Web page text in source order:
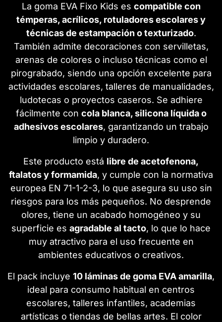
La goma EVA Fixo Kids es compatible con
témperas, acrílicos, rotuladores escolares y
técnicas de estampación o texturizado.
También admite decoraciones con servilletas,
arenas de colores o incluso técnicas como el
pirograbado, siendo una opción excelente para
actividades escolares, talleres de manualidades,
ludotecas o proyectos caseros. Se adhiere
fácilmente con cola blanca, silicona líquida o
adhesivos escolares, garantizando un trabajo
limpio y duradero.
Este producto está libre de acetofenona,
ftalatos y formamida, y cumple con la normativa
europea EN 71-1-2-3, lo que asegura su uso sin
riesgos para los más pequeños. No desprende
olores, tiene un acabado homogéneo y su
superficie es agradable al tacto, lo que lo hace
muy atractivo para el uso frecuente en
ambientes educativos o creativos.
El pack incluye 10 láminas de goma EVA amarilla,
ideal para consumo habitual en centros
escolares, talleres infantiles, academias
artísticas o tiendas de bellas artes. El color